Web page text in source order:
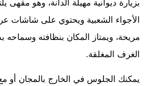
بزيارة ديوانية مهيلة الدانة، وهو مقهى
الأجواء الشعبية ويحتوي على
مريحة، ويمتاز المكان بنظافته وسماحه
الغرف المغلقة.
يمكنك الجلوس في الخارج بالمجان